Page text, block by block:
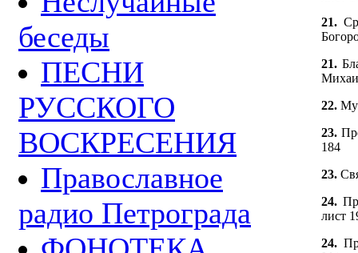
беседы
ПЕСНИ
РУССКОГО
ВОСКРЕСЕНИЯ
Православное
радио Петрограда
21.
21.
22.
23.
184
23.
24.
лист
24.